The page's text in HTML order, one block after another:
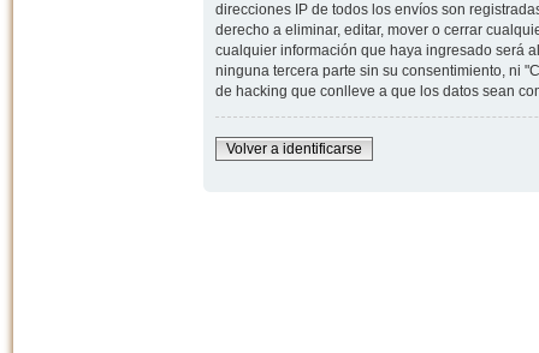
direcciones IP de todos los envíos son
derecho a eliminar, editar, mover o cerrar
cualquier información que haya ingresado será
ninguna tercera parte sin su consentimiento, ni
de hacking que conlleve a que los datos sean
Volver a identificarse